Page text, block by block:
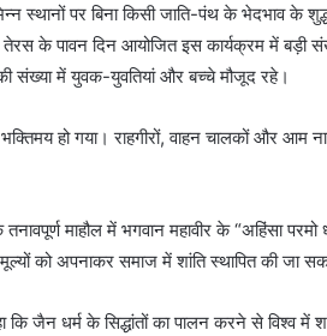
स्थानों पर बिना किसी जाति-पंथ के भेदभाव के
के पावन दिन आयोजित इस कार्यक्रम में बड़ी
संख्या में युवक-युवतियां और बच्चे मौजूद रहे।
हो गया। राहगीरों, वाहन चालकों और आम
माहौल में भगवान महावीर के “अहिंसा परमो
को अपनाकर समाज में शांति स्थापित की जा
जैन धर्म के सिद्धांतों का पालन करने से विश्व में